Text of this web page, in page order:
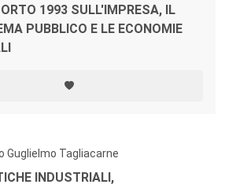
1993 SULL'IMPRESA, IL
PUBBLICO E LE ECONOMIE
Guglielmo Tagliacarne
INDUSTRIALI,